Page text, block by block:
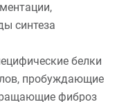
синтеза
белки
пробуждающие
фиброз